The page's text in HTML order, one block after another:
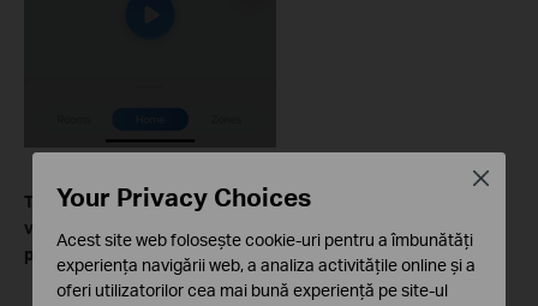
To learn more about each function and configuration, please
visit the
product.
Your Privacy Choices
Acest site web folosește cookie-uri pentru a îmbunătăți
experiența navigării web, a analiza activitățile online și a
oferi utilizatorilor cea mai bună experiență pe site-ul
Close